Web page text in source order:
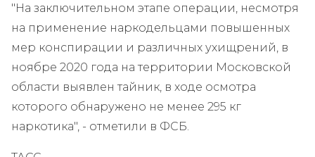
"На заключительном этапе операции, несмотря
на применение наркодельцами повышенных
мер конспирации и различных ухищрений, в
ноябре 2020 года на территории Московской
области выявлен тайник, в ходе осмотра
которого обнаружено не менее 295 кг
наркотика", - отметили в ФСБ.